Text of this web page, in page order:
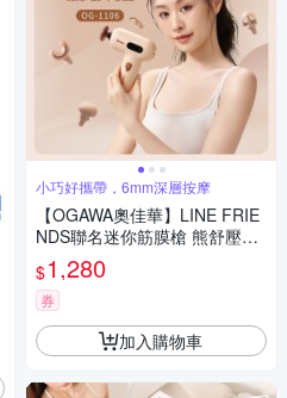
小巧好攜帶，6mm深層按摩
【OGAWA奧佳華】LINE FRIE
NDS聯名迷你筋膜槍 熊舒壓O
G-1106
$1,280
券
加入購物車